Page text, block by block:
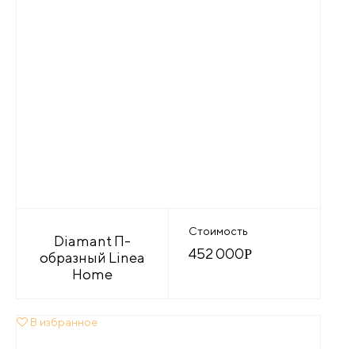
Diamant П-
образный Linea
Home
Стоимость
452 000Р
В избранное